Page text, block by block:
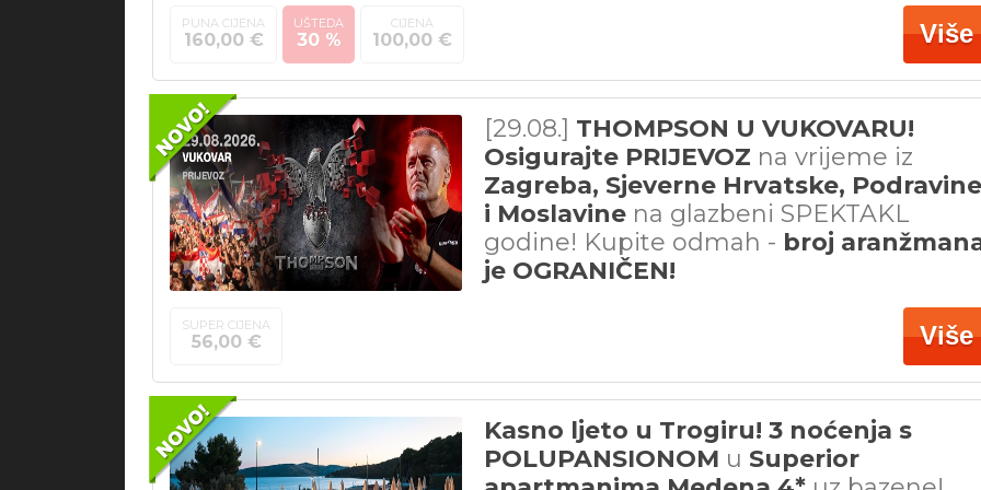
PUNA CIJENA
160,00 €
UŠTEDA
30 %
CIJENA
100,00 € Više
[29.08.] THOMPSON U VUKOVARU!
Osigurajte PRIJEVOZ na vrijeme iz
Zagreba, Sjeverne Hrvatske, Podravine
i Moslavine na glazbeni SPEKTAKL
godine! Kupite odmah - broj
je OGRANIČEN!
SUPER CIJENA
56,00 € Više
Kasno ljeto u Trogiru! 3 noćenja s
POLUPANSIONOM u Superior